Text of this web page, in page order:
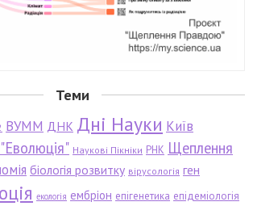
Теми
ВУММ ДНК Дні Науки Київ
Наукові Пікніки РНК Щеплення
біологія розвитку вірусологія ген
екологія ембріон епігенетика епідеміологія